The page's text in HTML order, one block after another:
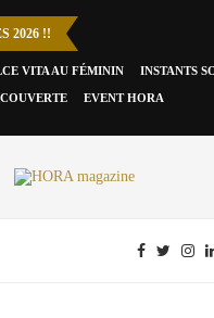
2026 !!
VITA AU FÉMININ INSTANTS
EVENT HORA